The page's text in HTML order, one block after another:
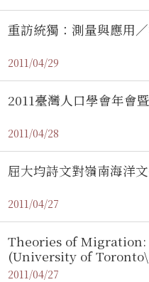
重訪統獨：測量與應用
2011/04/29
2011臺灣人口學會年會
2011/04/28
屈大均詩文對嶺南海洋
2011/04/27
Theories of Migration:
(University of
2011/04/27